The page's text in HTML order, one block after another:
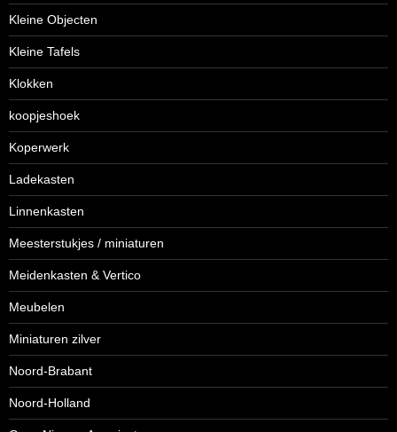
Kleine Objecten
Kleine Tafels
Klokken
koopjeshoek
Koperwerk
Ladekasten
Linnenkasten
Meesterstukjes / miniaturen
Meidenkasten & Vertico
Meubelen
Miniaturen zilver
Noord-Brabant
Noord-Holland